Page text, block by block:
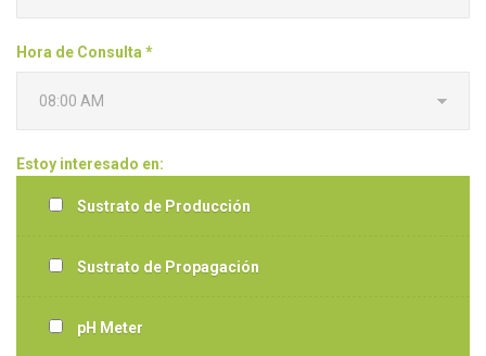
Hora de Consulta *
Estoy interesado en:
Sustrato de Producción
Sustrato de Propagación
pH Meter